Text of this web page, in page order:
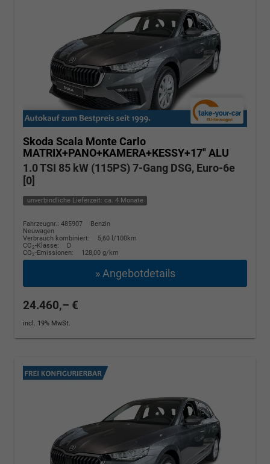
Skoda Scala Monte Carlo
MATRIX+PANO+KAMERA+KESSY+17" ALU
1.0 TSI 85 kW (115PS) 7-Gang DSG, Euro-6e
[0]
unverbindliche Lieferzeit: ca. 4 Monate
Fahrzeugnr.: 485907
Benzin
Neuwagen
Verbrauch kombiniert:
5,60 l/100km
CO2-Klasse:
D
CO2-Emissionen: 128,00 g/km
» Angebotdetails
24.460,– €
incl. 19% MwSt.